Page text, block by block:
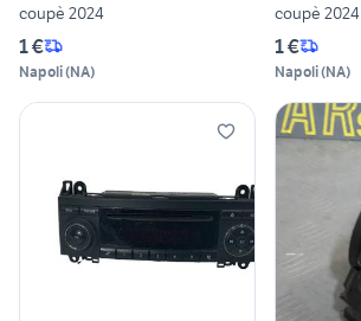
coupè 2024
1 €
Napoli(NA)
coupè 2024
1 €
Napoli(NA)